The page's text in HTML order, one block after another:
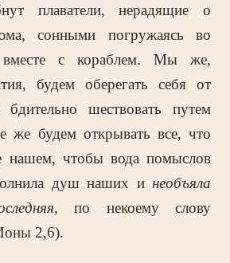
плаватели, нерадящие о
сонными погружаясь во
с кораблем. Мы же,
будем оберегать себя от
шествовать путем
же будем открывать все, что
нашем, чтобы вода помыслов
душ наших и необъяла
, по некоему слову
2,6).